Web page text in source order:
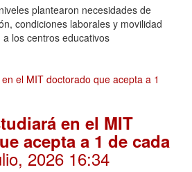
plantearon necesidades de
condiciones laborales y movilidad
los centros educativos
en el MIT
acepta a 1 de cada
2026 16:34